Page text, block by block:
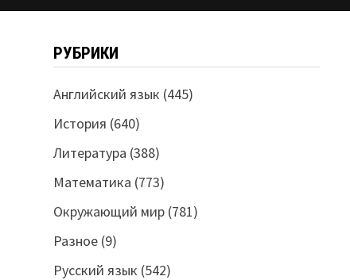
РУБРИКИ
Английский язык (445)
История (640)
Литература (388)
Математика (773)
Окружающий мир(781)
Разное(9)
Русский язык (542)